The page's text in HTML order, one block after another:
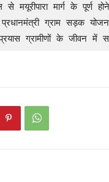
मयूरीपारा मार्ग के पूर्ण
प्रधानमंत्री ग्राम सड़क
ग्रामीणों के जीवन में